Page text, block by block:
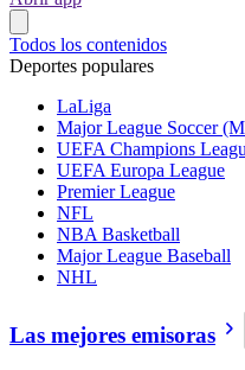
Todos los contenidos
Deportes populares
LaLiga
Major League Soccer
UEFA Champions
UEFA Europa League
Premier League
NFL
NBA Basketball
Major League Baseball
NHL
Las mejores emisoras